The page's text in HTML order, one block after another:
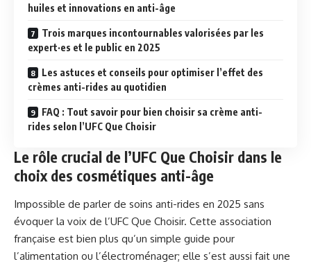
huiles et innovations en anti-âge
Trois marques incontournables valorisées par les
expert·es et le public en 2025
Les astuces et conseils pour optimiser l’effet des
crèmes anti-rides au quotidien
FAQ : Tout savoir pour bien choisir sa crème anti-
rides selon l’UFC Que Choisir
Le rôle crucial de l’UFC Que Choisir dans le
choix des cosmétiques anti-âge
Impossible de parler de soins anti-rides en 2025 sans
évoquer la voix de l’UFC Que Choisir. Cette association
française est bien plus qu’un simple guide pour
l’alimentation ou l’électroménager; elle s’est aussi fait une